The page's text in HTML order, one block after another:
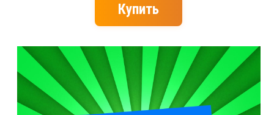
Купить